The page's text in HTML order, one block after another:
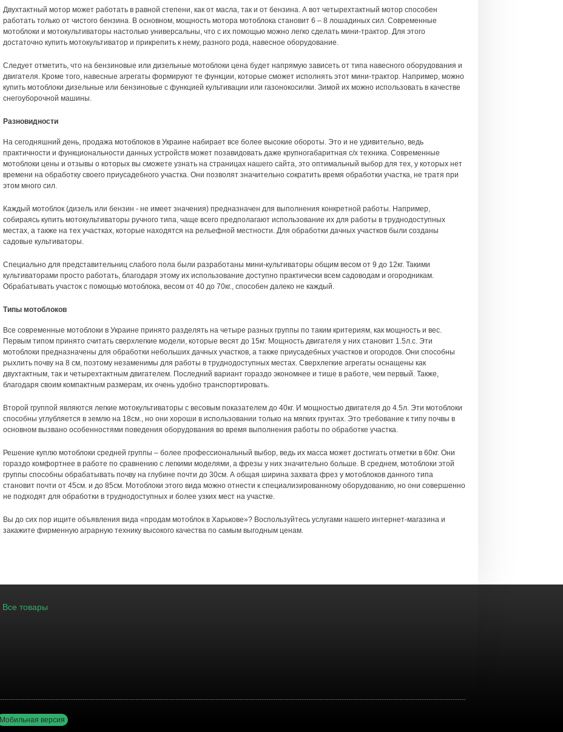
Двухтактный мотор может работать в равной степени, как от масла, так и от бензина. А вот четырехтактный мотор способен
работать только от чистого бензина. В основном, мощность мотора мотоблока становит 6 – 8 лошадиных сил. Современные
мотоблоки и мотокультиваторы настолько универсальны, что с их помощью можно легко сделать мини-трактор. Для этого
достаточно купить мотокультиватор и прикрепить к нему, разного рода, навесное оборудование.
Следует отметить, что на бензиновые или дизельные мотоблоки цена будет напрямую зависеть от типа навесного оборудования и
двигателя. Кроме того, навесные агрегаты формируют те функции, которые сможет исполнять этот мини-трактор. Например, можно
купить мотоблоки дизельные или бензиновые с функцией культивации или газонокосилки. Зимой их можно использовать в качестве
снегоуборочной машины.
Разновидности
На сегодняшний день, продажа мотоблоков в Украине набирает все более высокие обороты. Это и не удивительно, ведь
практичности и функциональности данных устройств может позавидовать даже крупногабаритная c/х техника. Современные
мотоблоки цены и отзывы о которых вы сможете узнать на страницах нашего сайта, это оптимальный выбор для тех, у которых нет
времени на обработку своего приусадебного участка. Они позволят значительно сократить время обработки участка, не тратя при
этом много сил.
Каждый мотоблок (дизель или бензин - не имеет значения) предназначен для выполнения конкретной работы. Например,
собираясь купить мотокультиваторы ручного типа, чаще всего предполагают использование их для работы в труднодоступных
местах, а также на тех участках, которые находятся на рельефной местности. Для обработки дачных участков были созданы
садовые культиваторы.
Специально для представительниц слабого пола были разработаны мини-культиваторы общим весом от 9 до 12кг. Такими
культиваторами просто работать, благодаря этому их использование доступно практически всем садоводам и огородникам.
Обрабатывать участок с помощью мотоблока, весом от 40 до 70кг., способен далеко не каждый.
Типы мотоблоков
Все современные мотоблоки в Украине принято разделять на четыре разных группы по таким критериям, как мощность и вес.
Первым типом принято считать сверхлегкие модели, которые весят до 15кг. Мощность двигателя у них становит 1.5л.с. Эти
мотоблоки предназначены для обработки небольших дачных участков, а также приусадебных участков и огородов. Они способны
рыхлить почву на 8 см, поэтому незаменимы для работы в труднодоступных местах. Сверхлегкие агрегаты оснащены как
двухтактным, так и четырехтактным двигателем. Последний вариант гораздо экономнее и тише в работе, чем первый. Также,
благодаря своим компактным размерам, их очень удобно транспортировать.
Второй группой являются легкие мотокультиваторы с весовым показателем до 40кг. И мощностью двигателя до 4.5л. Эти мотоблоки
способны углубляется в землю на 18см., но они хороши в использовании только на мягких грунтах. Это требование к типу почвы в
основном вызвано особенностями поведения оборудования во время выполнения работы по обработке участка.
Решение куплю мотоблоки средней группы – более профессиональный выбор, ведь их масса может достигать отметки в 60кг. Они
гораздо комфортнее в работе по сравнению с легкими моделями, а фрезы у них значительно больше. В среднем, мотоблоки этой
группы способны обрабатывать почву на глубине почти до 30см. А общая ширина захвата фрез у мотоблоков данного типа
становит почти от 45см. и до 85см. Мотоблоки этого вида можно отнести к специализированному оборудованию, но они совершенно
не подходят для обработки в труднодоступных и более узких мест на участке.
Вы до сих пор ищите объявления вида «продам мотоблок в Харькове»? Воспользуйтесь услугами нашего интернет-магазина и
закажите фирменную аграрную технику высокого качества по самым выгодным ценам.
Все товары
Мобильная версия